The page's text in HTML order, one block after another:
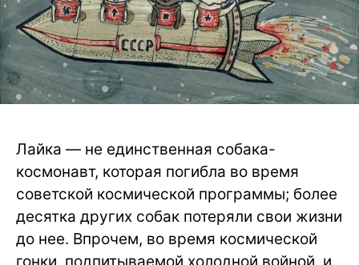
Лайка — не единственная собака-
космонавт, которая погибла во время
советской космической программы; более
десятка других собак потеряли свои жизни
до нее. Впрочем, во время космической